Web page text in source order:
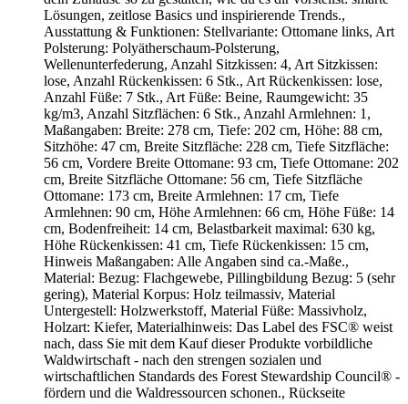
Lösungen, zeitlose Basics und inspirierende Trends.,
Ausstattung & Funktionen: Stellvariante: Ottomane links, Art
Polsterung: Polyätherschaum-Polsterung,
Wellenunterfederung, Anzahl Sitzkissen: 4, Art Sitzkissen:
lose, Anzahl Rückenkissen: 6 Stk., Art Rückenkissen: lose,
Anzahl Füße: 7 Stk., Art Füße: Beine, Raumgewicht: 35
kg/m3, Anzahl Sitzflächen: 6 Stk., Anzahl Armlehnen: 1,
Maßangaben: Breite: 278 cm, Tiefe: 202 cm, Höhe: 88 cm,
Sitzhöhe: 47 cm, Breite Sitzfläche: 228 cm, Tiefe Sitzfläche:
56 cm, Vordere Breite Ottomane: 93 cm, Tiefe Ottomane: 202
cm, Breite Sitzfläche Ottomane: 56 cm, Tiefe Sitzfläche
Ottomane: 173 cm, Breite Armlehnen: 17 cm, Tiefe
Armlehnen: 90 cm, Höhe Armlehnen: 66 cm, Höhe Füße: 14
cm, Bodenfreiheit: 14 cm, Belastbarkeit maximal: 630 kg,
Höhe Rückenkissen: 41 cm, Tiefe Rückenkissen: 15 cm,
Hinweis Maßangaben: Alle Angaben sind ca.-Maße.,
Material: Bezug: Flachgewebe, Pillingbildung Bezug: 5 (sehr
gering), Material Korpus: Holz teilmassiv, Material
Untergestell: Holzwerkstoff, Material Füße: Massivholz,
Holzart: Kiefer, Materialhinweis: Das Label des FSC® weist
nach, dass Sie mit dem Kauf dieser Produkte vorbildliche
Waldwirtschaft - nach den strengen sozialen und
wirtschaftlichen Standards des Forest Stewardship Council® -
fördern und die Waldressourcen schonen., Rückseite